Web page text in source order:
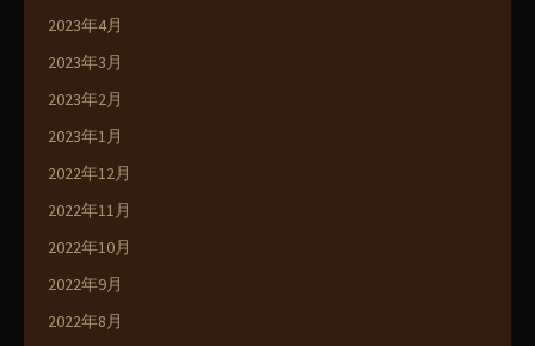
2023年4月
2023年3月
2023年2月
2023年1月
2022年12月
2022年11月
2022年10月
2022年9月
2022年8月